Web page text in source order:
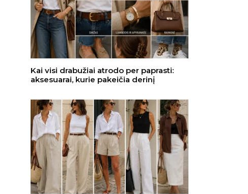
Kai visi drabužiai atrodo per paprasti:
aksesuarai, kurie pakeičia derinį